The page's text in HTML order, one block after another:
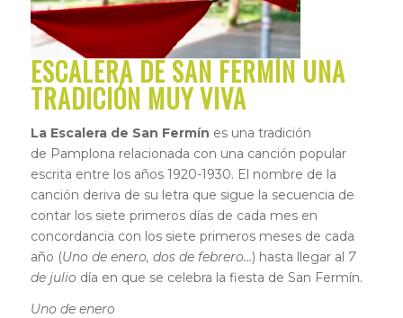
ESCALERA DE SAN FERMÍN UNA
TRADICIÓN MUY VIVA
La Escalera de San Fermín es una tradición
de Pamplona relacionada con una canción popular
escrita entre los años 1920-1930. El nombre de la
canción deriva de su letra que sigue la secuencia de
contar los siete primeros días de cada mes en
concordancia con los siete primeros meses de cada
año (Uno de enero, dos de febrero…) hasta llegar al 7
de julio día en que se celebra la fiesta de San Fermín.
Uno de enero